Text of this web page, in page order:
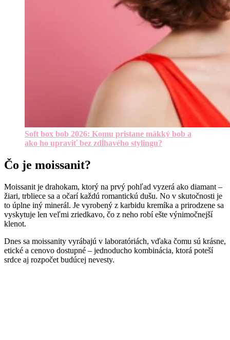
Soft box bob 2026: Komu pristane mäkký bob a
ako ho upraviť bez zdĺhavého stylingu?
Čo je moissanit?
Moissanit je drahokam, ktorý na prvý pohľad vyzerá ako diamant –
žiari, trbliece sa a očarí každú romantickú dušu. No v skutočnosti je
to úplne iný minerál. Je vyrobený z karbidu kremíka a prirodzene sa
vyskytuje len veľmi zriedkavo, čo z neho robí ešte výnimočnejší
klenot.
Dnes sa moissanity vyrábajú v laboratóriách, vďaka čomu sú krásne,
etické a cenovo dostupné – jednoducho kombinácia, ktorá poteší
srdce aj rozpočet budúcej nevesty.